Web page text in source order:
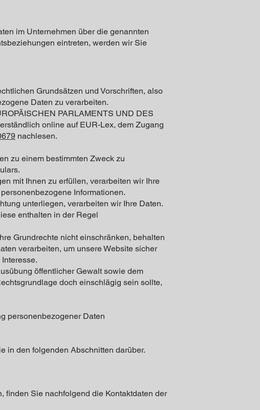
im Unternehmen über die genannten
eintreten, werden wir Sie
Grundsätzen und Vorschriften, also
Daten zu verarbeiten.
PARLAMENTS UND DES
online auf EUR-Lex, dem Zugang
nachlesen.
zu einem bestimmten Zweck zu
mit Ihnen zu erfüllen, verarbeiten wir Ihre
Informationen.
unterliegen, verarbeiten wir Ihre Daten.
enthalten in der Regel
Grundrechte nicht einschränken, behalten
verarbeiten, um unsere Website sicher
öffentlicher Gewalt sowie dem
doch einschlägig sein sollte,
personenbezogener Daten
in den folgenden Abschnitten darüber.
finden Sie nachfolgend die Kontaktdaten der